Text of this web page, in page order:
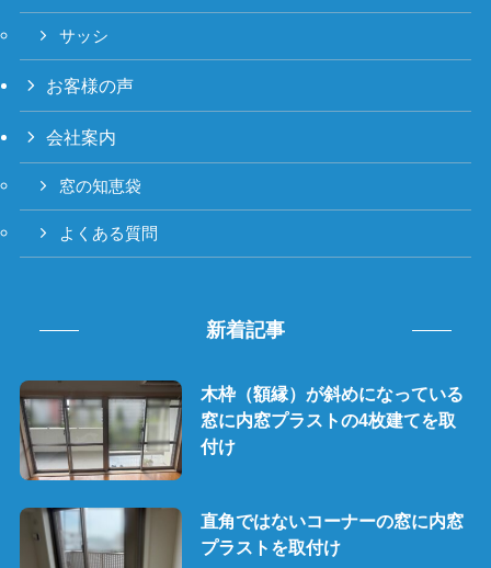
サッシ
お客様の声
会社案内
窓の知恵袋
よくある質問
新着記事
木枠（額縁）が斜めになっている
窓に内窓プラストの4枚建てを取
付け
直角ではないコーナーの窓に内窓
プラストを取付け